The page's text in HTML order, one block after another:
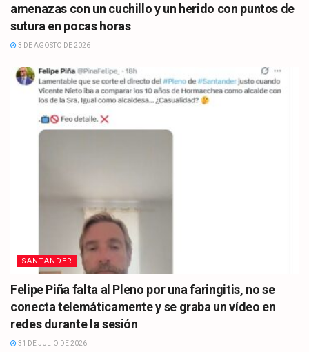
amenazas con un cuchillo y un herido con puntos de
sutura en pocas horas
3 DE AGOSTO DE 2026
SANTANDER
Felipe Piña falta al Pleno por una faringitis, no se
conecta telemáticamente y se graba un vídeo en
redes durante la sesión
31 DE JULIO DE 2026